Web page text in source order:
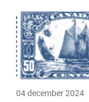
04 december 2024